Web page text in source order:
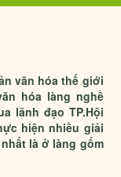
văn hóa thế giới
hóa làng nghề
lãnh đạo TP.Hội
hiện nhiều giải
là ở làng gốm